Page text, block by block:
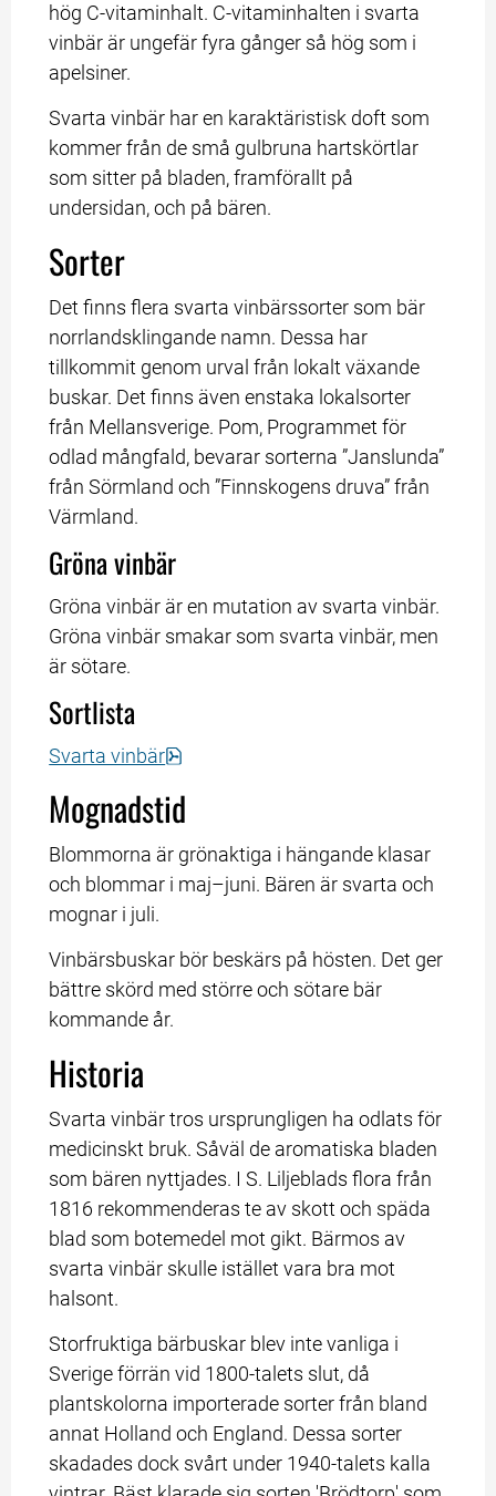
hög C-vitaminhalt. C-vitaminhalten i svarta
vinbär är ungefär fyra gånger så hög som i
apelsiner.
Svarta vinbär har en karaktäristisk doft som
kommer från de små gulbruna hartskörtlar
som sitter på bladen, framförallt på
undersidan, och på bären.
Sorter
Det finns flera svarta vinbärssorter som bär
norrlandsklingande namn. Dessa har
tillkommit genom urval från lokalt växande
buskar. Det finns även enstaka lokalsorter
från Mellansverige. Pom, Programmet för
odlad mångfald, bevarar sorterna ”Janslunda”
från Sörmland och ”Finnskogens druva” från
Värmland.
Gröna vinbär
Gröna vinbär är en mutation av svarta vinbär.
Gröna vinbär smakar som svarta vinbär, men
är sötare.
Sortlista
Svarta vinbär pdf, 23.6 kB, öppnas i nytt fönster.
Mognadstid
Blommorna är grönaktiga i hängande klasar
och blommar i maj–juni. Bären är svarta och
mognar i juli.
Vinbärsbuskar bör beskärs på hösten. Det ger
bättre skörd med större och sötare bär
kommande år.
Historia
Svarta vinbär tros ursprungligen ha odlats för
medicinskt bruk. Såväl de aromatiska bladen
som bären nyttjades. I S. Liljeblads flora från
1816 rekommenderas te av skott och späda
blad som botemedel mot gikt. Bärmos av
svarta vinbär skulle istället vara bra mot
halsont.
Storfruktiga bärbuskar blev inte vanliga i
Sverige förrän vid 1800-talets slut, då
plantskolorna importerade sorter från bland
annat Holland och England. Dessa sorter
skadades dock svårt under 1940-talets kalla